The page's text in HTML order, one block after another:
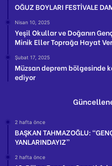
OĞUZ BOYLARI FESTİVALE
Nisan 10, 2025
Yeşil Okullar ve Doğanın
Minik Eller Toprağa Hayat
Şubat 17, 2025
Müzsan deprem bölgesinde
ediyor
2 hafta önce
BAŞKAN TAHMAZOĞLU:
YANLARINDAYIZ”
2 hafta önce